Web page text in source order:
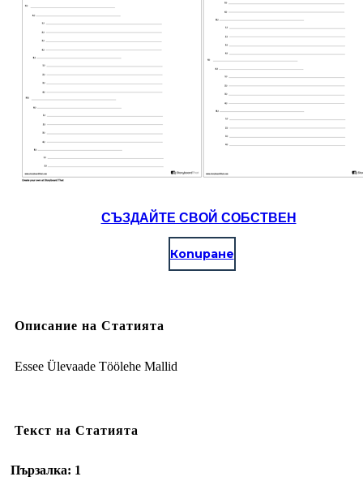
СЪЗДАЙТЕ СВОЙ СОБСТВЕН
Копиране
Описание на Статията
Essee Ülevaade Töölehe Mallid
Текст на Статията
Пързалка: 1